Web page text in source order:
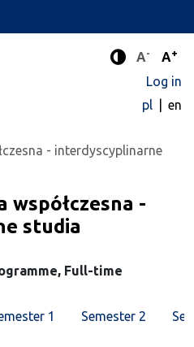
Enhanced
A- A+
Log in
pl
en
- interdyscyplinarne
-
studia
Full-time
1 Semester 2